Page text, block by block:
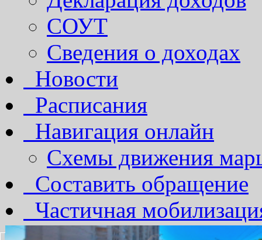
СОУТ
Сведения о доходах
Новости
Расписания
Навигация онлайн
Схемы движения
Составить обращение
Частичная